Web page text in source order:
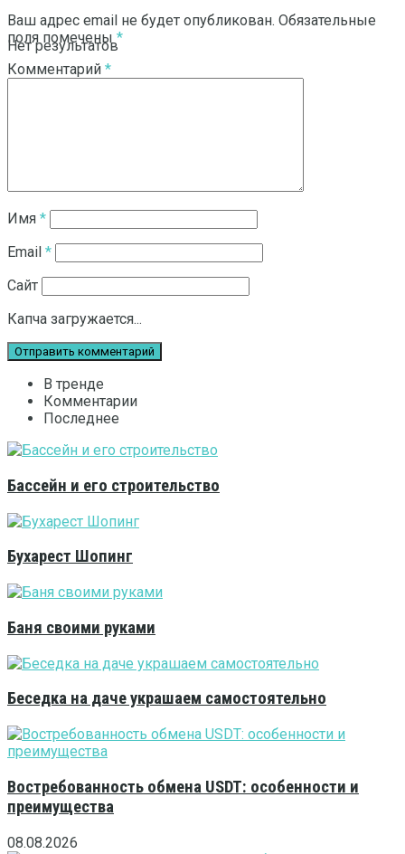
Нет результатов
Ваш адрес email не будет опубликован. Обязательные
поля помечены *
Комментарий *
Имя *
Email *
Сайт
Капча загружается...
В тренде
Комментарии
Последнее
Бассейн и его строительство
Бухарест Шопинг
Баня своими руками
Беседка на даче украшаем самостоятельно
Востребованность обмена USDT: особенности и
преимущества
08.08.2026